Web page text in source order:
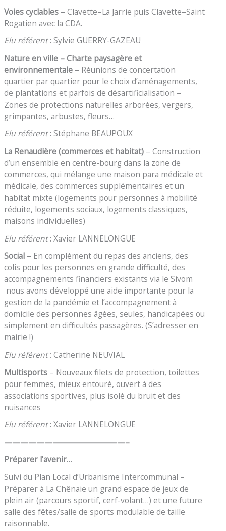
Voies cyclables – Clavette–La Jarrie puis Clavette–Saint
Rogatien avec la CDA.
Elu référent: Sylvie GUERRY-GAZEAU
Nature en ville – Charte paysagère et
environnementale – Réunions de concertation
quartier par quartier pour le choix d’aménagements,
de plantations et parfois de désartificialisation –
Zones de protections naturelles arborées, vergers,
grimpantes, arbustes, fleurs…
Elu référent: Stéphane BEAUPOUX
La Renaudière (commerces et habitat) – Construction
d’un ensemble en centre-bourg dans la zone de
commerces, qui mélange une maison para médicale et
médicale, des commerces supplémentaires et un
habitat mixte (logements pour personnes à mobilité
réduite, logements sociaux, logements classiques,
maisons individuelles)
Elu référent: Xavier LANNELONGUE
Social – En complément du repas des anciens, des
colis pour les personnes en grande difficulté, des
accompagnements financiers existants via le Sivom
nous avons développé une aide importante pour la
gestion de la pandémie et l’accompagnement à
domicile des personnes âgées, seules, handicapées ou
simplement en difficultés passagères. (S’adresser en
mairie !)
Elu référent: Catherine NEUVIAL
Multisports – Nouveaux filets de protection, toilettes
pour femmes, mieux entouré, ouvert à des
associations sportives, plus isolé du bruit et des
nuisances
Elu référent: Xavier LANNELONGUE
———————————————–
Préparer l’avenir…
Suivi du Plan Local d’Urbanisme Intercommunal –
Préparer à La Chênaie un grand espace de jeux de
plein air (parcours sportif, cerf-volant…) et une future
salle des fêtes/salle de sports modulable de taille
raisonnable.